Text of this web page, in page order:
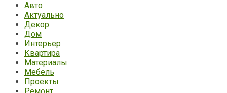
Авто
Актуально
Декор
Дом
Интерьер
Квартира
Материалы
Мебель
Проекты